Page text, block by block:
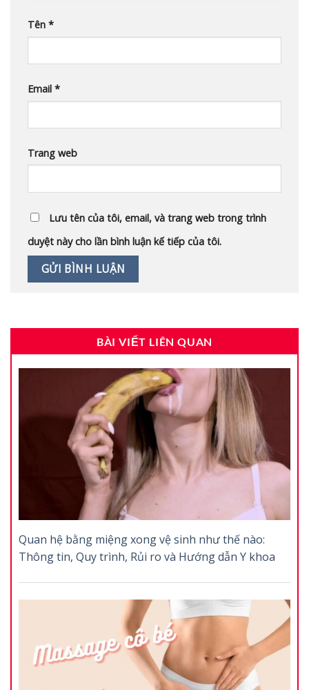
Tên *
Email *
Trang web
Lưu tên của tôi, email, và trang web trong trình
duyệt này cho lần bình luận kế tiếp của tôi.
BÀI VIẾT LIÊN QUAN
Quan hệ bằng miệng xong vệ sinh như thế nào:
Thông tin, Quy trình, Rủi ro và Hướng dẫn Y khoa